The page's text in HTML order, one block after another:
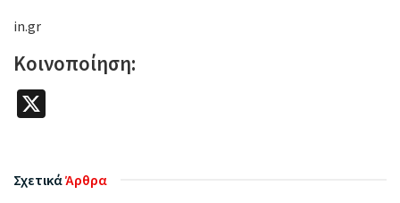
in.gr
Κοινοποίηση:
ΣχετικάΆρθρα